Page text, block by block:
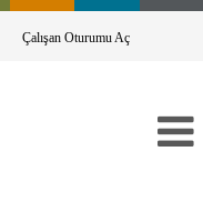
Çalışan Oturumu Aç